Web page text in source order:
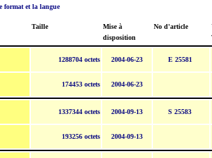
format et la langue
Taille
Mise à
disposition
No d'article
1288704 octets 2004-06-23 E 25581
174453 octets 2004-06-23
1337344 octets 2004-09-13 S 25583
193256 octets 2004-09-13